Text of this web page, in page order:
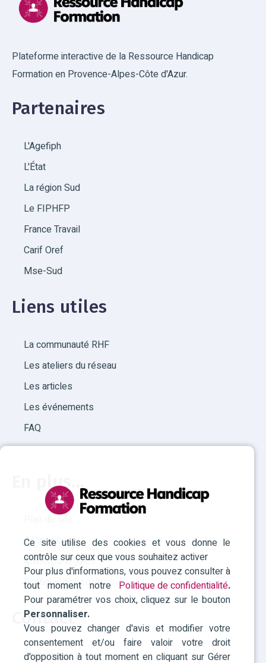
Ce site utilise des cookies et vous donne le
contrôle sur ceux que vous souhaitez activer
Pour plus d'informations, vous pouvez consulter à
tout moment notre Politique de confidentialité.
Pour paramétrer vos choix, cliquez sur le bouton
Personnaliser.
Vous pouvez changer d'avis et modifier votre
consentement et/ou faire valoir votre droit
d'opposition à tout moment en cliquant sur Gérer
Plateforme interactive de la Ressource Handicap
Formation en Provence-Alpes-Côte d'Azur.
Partenaires
L'Agefiph
L'État
La région Sud
Le FIPHFP
France Travail
Carif Oref
Mse-Sud
Liens utiles
La communauté RHF
Les ateliers du réseau
Les articles
Les événements
FAQ
En plus...
Plan du site
Accessibilité
Mentions légales
Politique des cookies
Contact
RHF Paca